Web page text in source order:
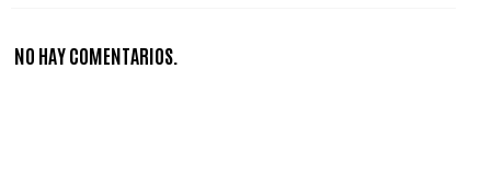
NO HAY COMENTARIOS.